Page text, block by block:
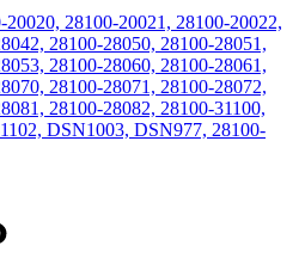
28100-20021, 28100-20022,
28100-28050, 28100-28051,
28100-28060, 28100-28061,
28100-28071, 28100-28072,
28100-28082, 28100-31100,
DSN1003, DSN977, 28100-